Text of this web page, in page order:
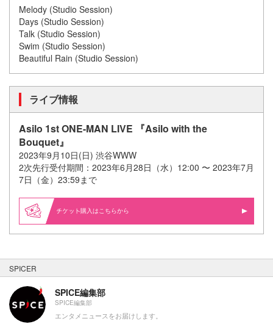
Melody (Studio Session)
Days (Studio Session)
Talk (Studio Session)
Swim (Studio Session)
Beautiful Rain (Studio Session)
ライブ情報
Asilo 1st ONE-MAN LIVE 『Asilo with the
Bouquet』
2023年9月10日(日) 渋谷WWW
2次先行受付期間：2023年6月28日（水）12:00 〜 2023年7月
7日（金）23:59まで
購入はこちらから
SPICER
SPICE編集部
SPICE編集部
エンタメニュースをお届けします。